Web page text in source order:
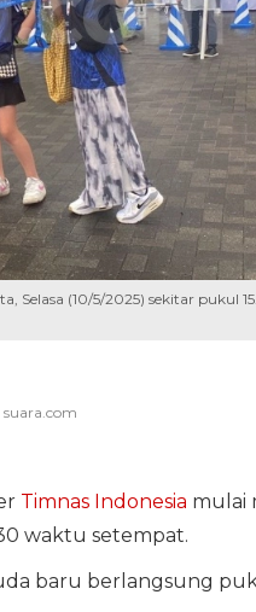
Selasa (10/5/2025) sekitar pukul
Timnas Indonesia mulai
waktu setempat.
baru berlangsung